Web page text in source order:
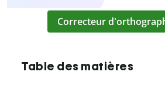
Correcteur
Table des matières